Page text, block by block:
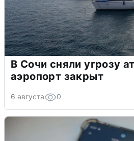
В Сочи сняли угрозу
аэропорт закрыт
6 августа 0